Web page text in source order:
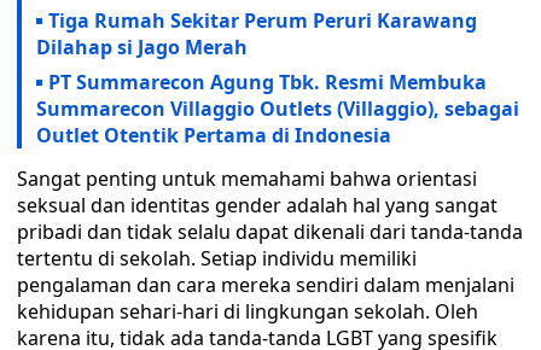
Tiga Rumah Sekitar Perum Peruri Karawang
Dilahap si Jago Merah
PT Summarecon Agung Tbk. Resmi Membuka
Summarecon Villaggio Outlets (Villaggio), sebagai
Outlet Otentik Pertama di Indonesia
Sangat penting untuk memahami bahwa orientasi
seksual dan identitas gender adalah hal yang sangat
pribadi dan tidak selalu dapat dikenali dari tanda-tanda
tertentu di sekolah. Setiap individu memiliki
pengalaman dan cara mereka sendiri dalam menjalani
kehidupan sehari-hari di lingkungan sekolah. Oleh
karena itu, tidak ada tanda-tanda LGBT yang spesifik